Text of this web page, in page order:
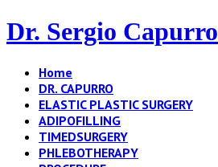
Dr. Sergio Capurro
Home
DR. CAPURRO
ELASTIC PLASTIC SURGERY
ADIPOFILLING
TIMEDSURGERY
PHLEBOTHERAPY